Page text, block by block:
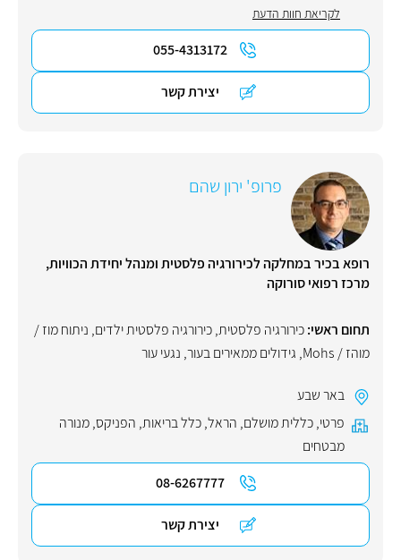
לקריאת חוות הדעת
055-4313172
יצירת קשר
פרופ' ירון שהם
רופא בכיר במחלקה לכירורגיה פלסטית ומנהל יחידת הכוויות,
מרכז רפואי סורוקה
תחום ראשי:כירורגיה פלסטית,כירורגיה פלסטית ילדים, ניתוח מוז /
מוהז / Mohs
, גידולים ממאירים בעור, נגעי עור
באר שבע
פרטי,כללית מושלם, הראל,כלל בריאות, הפניקס,מנורה
מבטחים
08-6267777
יצירת קשר